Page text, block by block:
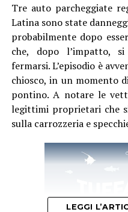
Tre auto parcheggiate
Latina sono state
probabilmente dopo
che, dopo l’impatto,
fermarsi. L’episodio è
chiosco, in un momento
pontino. A notare le
legittimi proprietari che
sulla carrozzeria e
LEGGI